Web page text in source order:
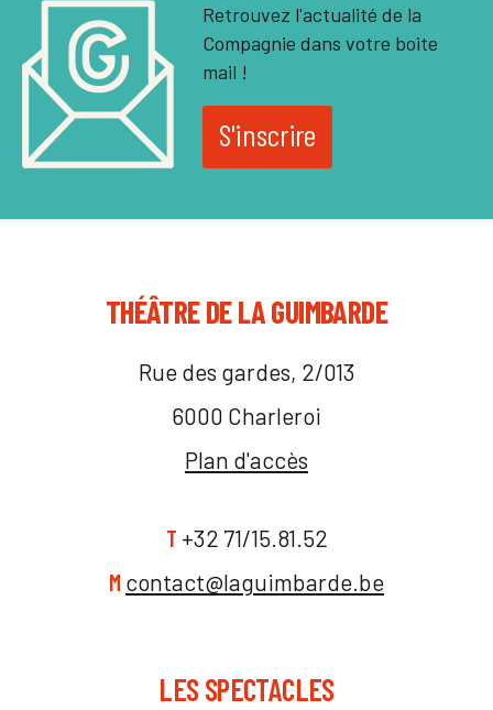
Retrouvez l'actualité de la
Compagnie dans votre boite
mail !
S'inscrire
THÉÂTRE DE LA GUIMBARDE
Rue des gardes, 2/013
6000 Charleroi
Plan d'accès
T +32 71/15.81.52
M contact@laguimbarde.be
LES SPECTACLES